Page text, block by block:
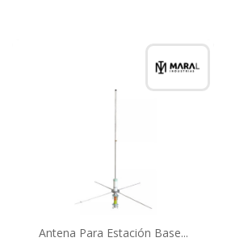
Antena Para Estación Base...